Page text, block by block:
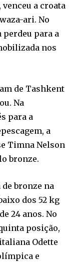
a croata
ari. No
para a
nos
de Tashkent
Na
para a
a
Timna Nelson
bronze.
bronze na
dos 52 kg
24 anos. No
posição,
Odette
e